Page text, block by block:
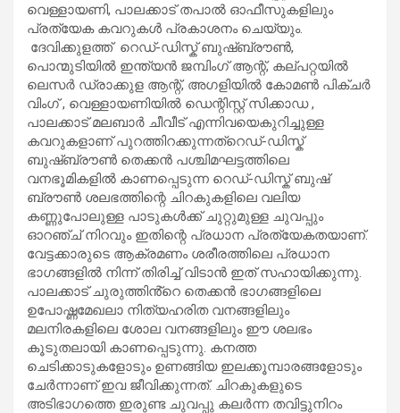
വെള്ളായണി, പാലക്കാട് തപാൽ ഓഫീസുകളിലും
പ്രത്യേക കവറുകൾ പ്രകാശനം ചെയ്യും.
ദേവിക്കുളത്ത് റെഡ്-ഡിസ്ക് ബുഷ്ബ്രൗൺ,
പൊന്മുടിയിൽ ഇന്ത്യൻ ജമ്പിംഗ് ആന്റ്, കല്പറ്റയിൽ
ലെസർ ഡ്രാക്കുള ആന്റ്, അ​ഗളിയിൽ കോമൺ പിക്ചർ
വിംഗ് , വെള്ളായണിയിൽ ഡെന്റിസ്റ്റ് സിക്കാഡ ,
പാലക്കാട് മലബാർ ചീവീട് എന്നിവയെകുറിച്ചുള്ള
കവറുകളാണ് പുറത്തിറക്കുന്നത്റെഡ്-ഡിസ്ക്
ബുഷ്ബ്രൗൺ തെക്കൻ പശ്ചിമഘട്ടത്തിലെ
വനഭൂമികളിൽ കാണപ്പെടുന്ന റെഡ്-ഡിസ്ക് ബുഷ്
ബ്രൗൺ ശലഭത്തിന്റെ ചിറകുകളിലെ വലിയ
കണ്ണുപോലുള്ള പാടുകൾക്ക് ചുറ്റുമുള്ള ചുവപ്പും
ഓറഞ്ച് നിറവും ഇതിന്റെ പ്രധാന പ്രത്യേകതയാണ്.
വേട്ടക്കാരുടെ ആക്രമണം ശരീരത്തിലെ പ്രധാന
ഭാഗങ്ങളിൽ നിന്ന് തിരിച്ച് വിടാൻ ഇത് സഹായിക്കുന്നു.
പാലക്കാട് ചുരുത്തിൻ്റെ തെക്കൻ ഭാഗങ്ങളിലെ
ഉപോഷ്ണമേഖലാ നിത‍്യഹരിത വനങ്ങളിലും
മലനിരകളിലെ ശോല വനങ്ങളിലും ഈ ശലഭം
കൂടുതലായി കാണപ്പെടുന്നു. കനത്ത
ചെടിക്കാടുകളോടും ഉണങ്ങിയ ഇലക്കൂമ്പാരങ്ങളോടും
ചേർന്നാണ് ഇവ ജീവിക്കുന്നത്. ചിറകുകളുടെ
അടിഭാഗത്തെ ഇരുണ്ട ചുവപ്പു കലർന്ന തവിട്ടുനിറം